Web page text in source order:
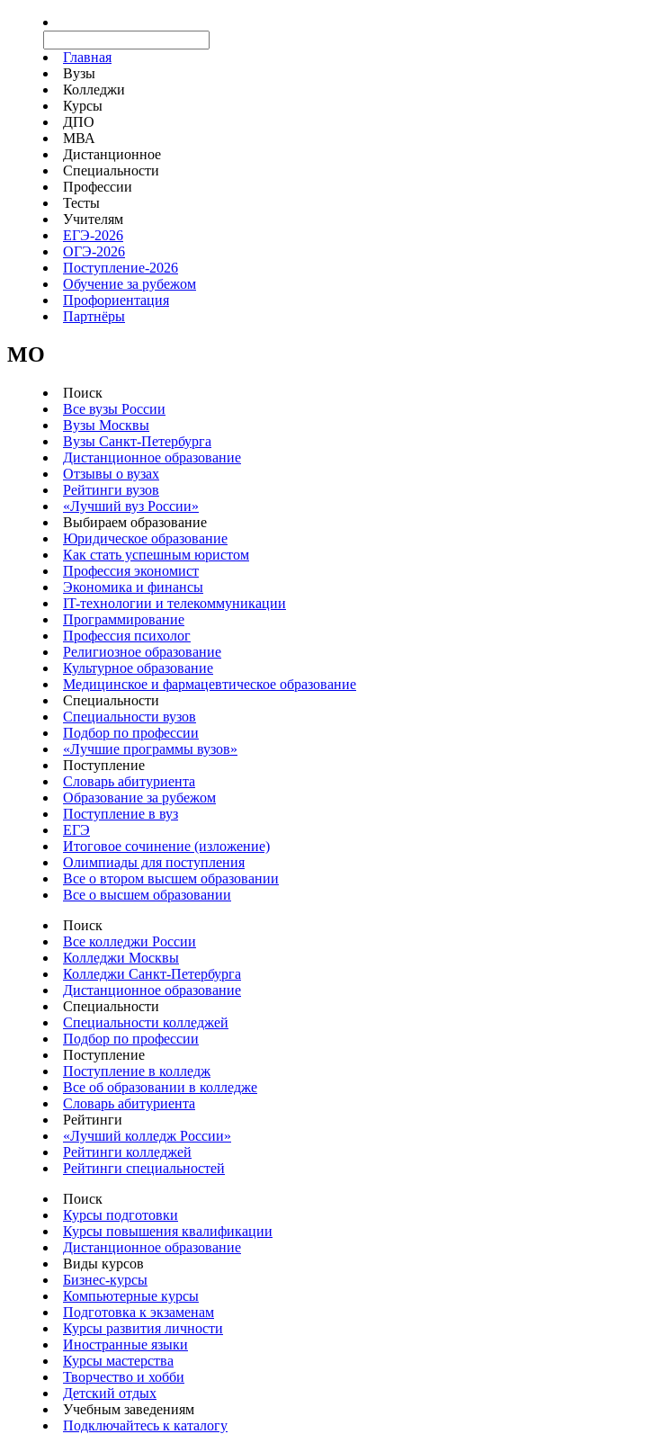
Главная
Вузы
Колледжи
Курсы
ДПО
МВА
Дистанционное
Специальности
Профессии
Тесты
Учителям
ЕГЭ-2026
ОГЭ-2026
Поступление-2026
Обучение за рубежом
Профориентация
Партнёры
MO
Поиск
Все вузы России
Вузы Москвы
Вузы Санкт-Петербурга
Дистанционное образование
Отзывы о вузах
Рейтинги вузов
«Лучший вуз России»
Выбираем образование
Юридическое образование
Как стать успешным юристом
Профессия экономист
Экономика и финансы
IT-технологии и телекоммуникации
Программирование
Профессия психолог
Религиозное образование
Культурное образование
Медицинское и фармацевтическое образование
Специальности
Специальности вузов
Подбор по профессии
«Лучшие программы вузов»
Поступление
Словарь абитуриента
Образование за рубежом
Поступление в вуз
ЕГЭ
Итоговое сочинение (изложение)
Олимпиады для поступления
Все о втором высшем образовании
Все о высшем образовании
Поиск
Все колледжи России
Колледжи Москвы
Колледжи Санкт-Петербурга
Дистанционное образование
Специальности
Специальности колледжей
Подбор по профессии
Поступление
Поступление в колледж
Все об образовании в колледже
Словарь абитуриента
Рейтинги
«Лучший колледж России»
Рейтинги колледжей
Рейтинги специальностей
Поиск
Курсы подготовки
Курсы повышения квалификации
Дистанционное образование
Виды курсов
Бизнес-курсы
Компьютерные курсы
Подготовка к экзаменам
Курсы развития личности
Иностранные языки
Курсы мастерства
Творчество и хобби
Детский отдых
Учебным заведениям
Подключайтесь к каталогу